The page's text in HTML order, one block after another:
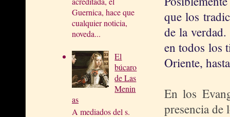
Guernica, hace que
cualquier noticia,
noveda...
El
búcaro
de Las
Menin
as
A mediados del s.
que los
de la
en todos los
Oriente,
En los
presencia de